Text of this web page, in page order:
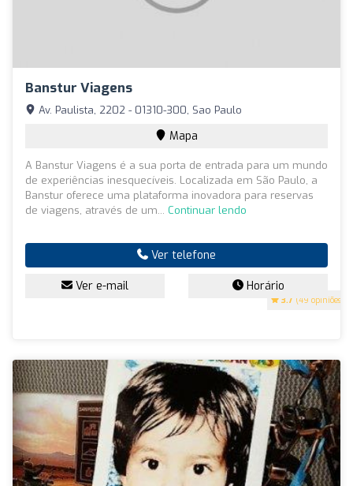
Banstur Viagens
3.7 (49 opiniões)
Av. Paulista, 2202 - 01310-300, Sao Paulo
Mapa
A Banstur Viagens é a sua porta de entrada para um mundo
de experiências inesquecíveis. Localizada em São Paulo, a
Banstur oferece uma plataforma inovadora para reservas
de viagens, através de um... Continuar lendo
Ver telefone
Ver e-mail Horário